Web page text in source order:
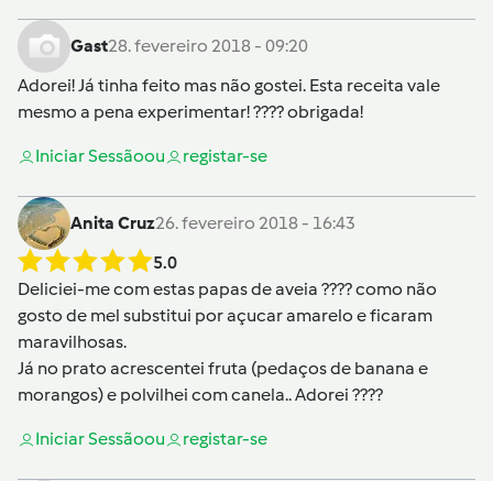
Gast28. fevereiro 2018 - 09:20
Adorei! Já tinha feito mas não gostei. Esta receita vale
mesmo a pena experimentar! ???? obrigada!
Iniciar Sessãoou registar-se
Anita Cruz26. fevereiro 2018 - 16:43
5.0
Deliciei-me com estas papas de aveia ???? como não
gosto de mel substitui por açucar amarelo e ficaram
maravilhosas.
Já no prato acrescentei fruta (pedaços de banana e
morangos) e polvilhei com canela.. Adorei ????
Iniciar Sessãoou registar-se